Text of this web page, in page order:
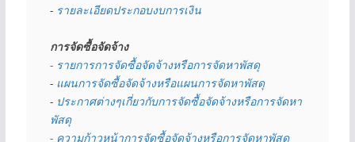
- รายละเอียดประกอบงบการเงิน
การจัดซื้อจัดจ้าง
- รายการการจัดซื้อจัดจ้างหรือการจัดหาพัสดุ
- แผนการจัดซื้อจัดจ้างหรือแผนการจัดหาพัสดุ
- ประกาศต่างๆเกี่ยวกับการจัดซื้อจัดจ้างหรือการจัดหา
พัสดุ
- ความก้าวหน้าการจัดซื้อจัดจ้างหรือการจัดหาพัสดุ